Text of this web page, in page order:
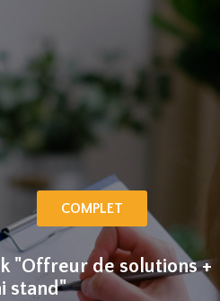
COMPLET
"Offreur de solutions +
stand"